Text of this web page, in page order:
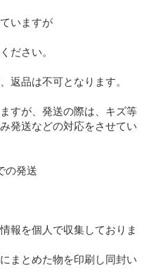
いますが
ださい。
返品は不可となります。
すが、発送の際は、キズ等
発送などの対応をさせてい
の発送
報を個人で収集しておりま
まとめた物を印刷し同封い